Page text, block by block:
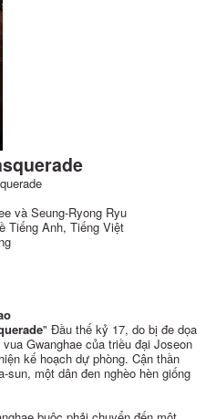
và Seung-Ryong Ryu
Tiếng Anh, Tiếng Việt
" Đầu thế kỷ 17, do bị đe dọa
Gwanghae của triều đại Joseon
kế hoạch dự phòng. Cận thần
sun, một dân đen nghèo hèn giống